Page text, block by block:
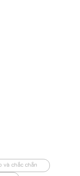
và chắc chắn